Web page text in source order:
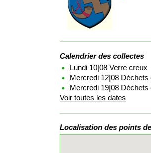
Calendrier des collectes
Lundi 10|08 Verre creux
Mercredi 12|08 Déchets
Mercredi 19|08 Déchets
Voir toutes les dates
Localisation des points